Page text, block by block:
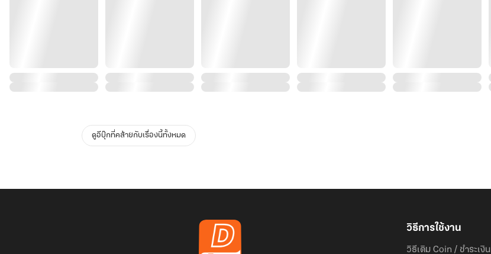
ดูอีบุ๊กที่คล้ายกับเรื่องนี้ทั้งหมด
วิธีการใช้งาน
วิธีเติม Coin / ชำระเงิน